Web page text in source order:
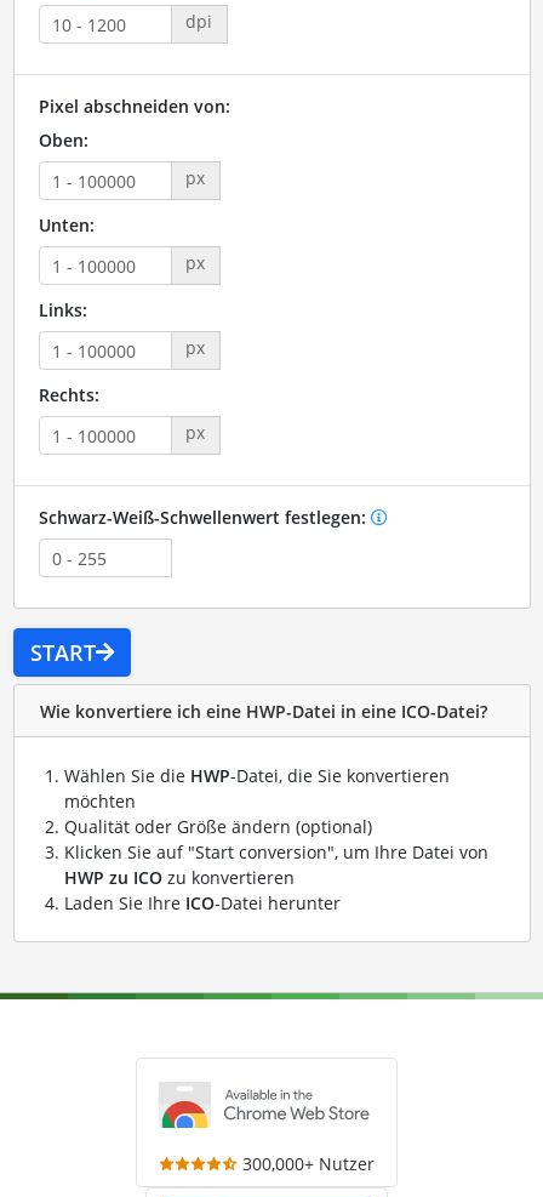
dpi
Pixel abschneiden von:
Oben:
px
Unten:
px
Links:
px
Rechts:
px
Schwarz-Weiß-Schwellenwert festlegen:
START
Wie konvertiere ich eine HWP-Datei in eine ICO-Datei?
Wählen Sie die HWP-Datei, die Sie konvertieren
möchten
Qualität oder Größe ändern (optional)
Klicken Sie auf "Start conversion", um Ihre Datei von
HWP zu ICOzu konvertieren
Laden Sie Ihre ICO-Datei herunter
300,000+ Nutzer